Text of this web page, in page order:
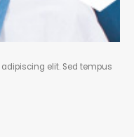
elit. Sed tempus